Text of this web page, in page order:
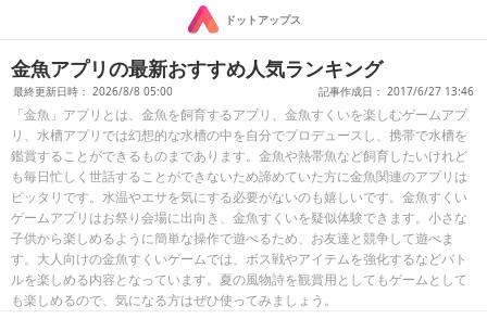
ドットアップス
金魚アプリの最新おすすめ人気ランキング
最終更新日時： 2026/8/8 05:00 記事作成日： 2017/6/27 13:46
「金魚」アプリとは、金魚を飼育するアプリ、金魚すくいを楽しむゲームアプ
リ、水槽アプリでは幻想的な水槽の中を自分でプロデュースし、携帯で水槽を
鑑賞することができるものまであります。金魚や熱帯魚など飼育したいけれど
も毎日忙しく世話することができないため諦めていた方に金魚関連のアプリは
ピッタリです。水温やエサを気にする必要がないのも嬉しいです。金魚すくい
ゲームアプリはお祭り会場に出向き、金魚すくいを疑似体験できます。小さな
子供から楽しめるように簡単な操作で遊べるため、お友達と競争して遊べま
す。大人向けの金魚すくいゲームでは、ボス戦やアイテムを強化するなどバト
ルを楽しめる内容となっています。夏の風物詩を観賞用としてもゲームとして
も楽しめるので、気になる方はぜひ使ってみましょう。